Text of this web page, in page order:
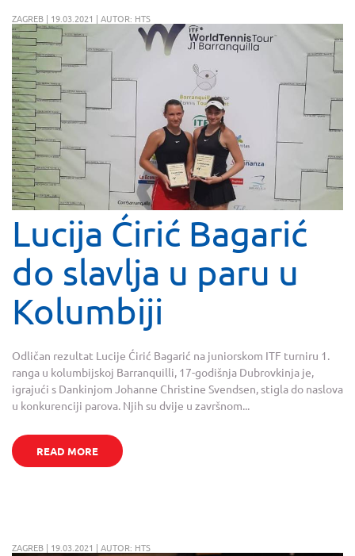
ZAGREB | 19.03.2021 | AUTOR: HTS
Lucija Ćirić Bagarić
do slavlja u paru u
Kolumbiji
Odličan rezultat Lucije Ćirić Bagarić na juniorskom ITF turniru 1.
ranga u kolumbijskoj Barranquilli, 17-godišnja Dubrovkinja je,
igrajući s Dankinjom Johanne Christine Svendsen, stigla do naslova
u konkurenciji parova. Njih su dvije u završnom...
READ MORE
ZAGREB | 19.03.2021 | AUTOR: HTS